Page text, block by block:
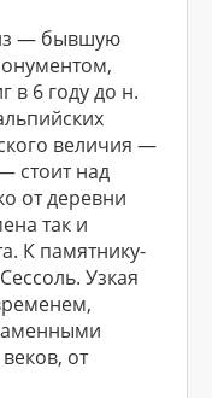
— бывшую
в 6 году до н.
величия —
стоит над
от деревни
так и
К памятнику-
Узкая
от